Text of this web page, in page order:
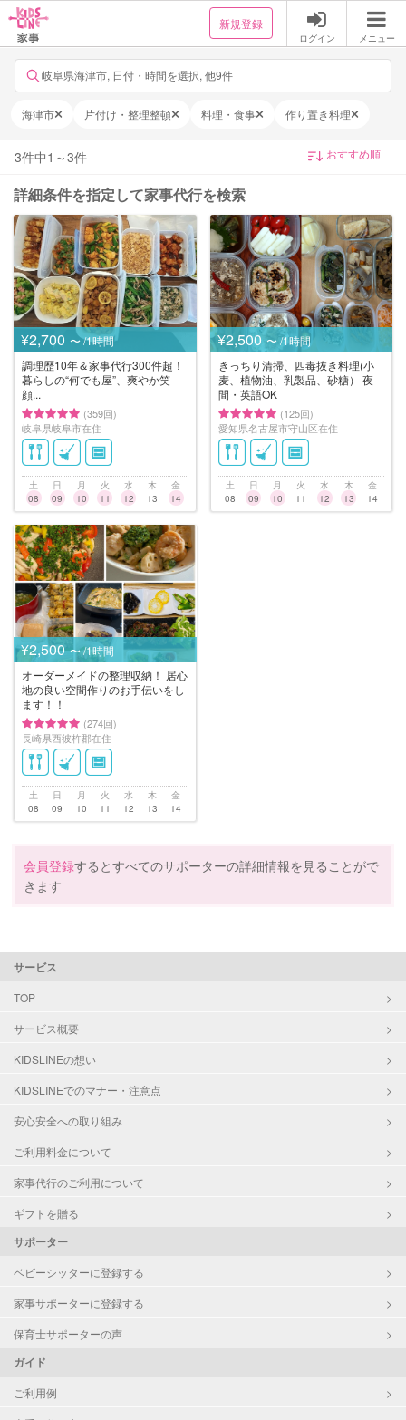
新規登録
ログイン メニュー
岐阜県海津市, 日付・時間を選択, 他9件
海津市 片付け・整理整頓 料理・食事 作り置き料理
3件中1 ～3件
詳細条件を指定して家事代行を検索
¥2,700 〜 /1時間
調理歴10年＆家事代行300件超！
暮らしの“何でも屋”、爽やか笑
顔...
(359回)
岐阜県岐阜市在住
土
08
日
09
月
10
火
11
水
12
木
13
金
14
¥2,500 〜 /1時間
きっちり清掃、四毒抜き料理(小
麦、植物油、乳製品、砂糖） 夜
間・英語OK
(125回)
愛知県名古屋市守山区在住
土
08
日
09
月
10
火
11
水
12
木
13
金
14
¥2,500 〜 /1時間
オーダーメイドの整理収納！ 居心
地の良い空間作りのお手伝いをし
ます！！
(274回)
長崎県西彼杵郡在住
土
08
日
09
月
10
火
11
水
12
木
13
金
14
会員登録するとすべてのサポーターの詳細情報を見ることがで
きます
サービス
TOP
サービス概要
KIDSLINEの想い
KIDSLINEでのマナー・注意点
安心安全への取り組み
ご利用料金について
家事代行のご利用について
ギフトを贈る
サポーター
ベビーシッターに登録する
家事サポーターに登録する
保育士サポーターの声
ガイド
ご利用例